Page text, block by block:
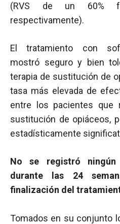
(RVS de un 60%
respectivamente).
El tratamiento con
mostró seguro y bien
terapia de sustitución de
tasa más elevada de
entre los pacientes que
sustitución de opiáceos,
estadísticamente
No se registró
durante las 24
finalización del
Tomados en su conjunto